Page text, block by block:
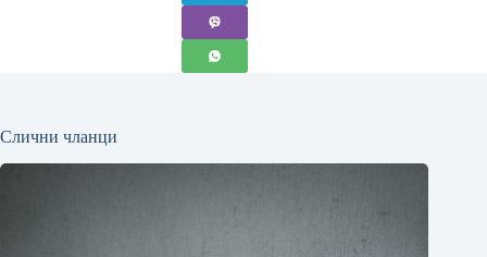
Слични чланци